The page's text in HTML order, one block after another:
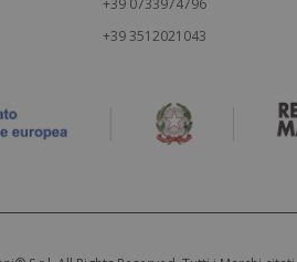
+39 0733974796
+39 3512021043